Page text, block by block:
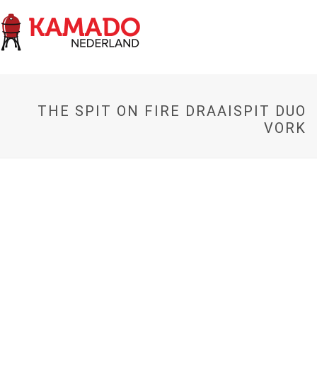
THE SPIT ON FIRE DRAAISPIT DUO
VORK